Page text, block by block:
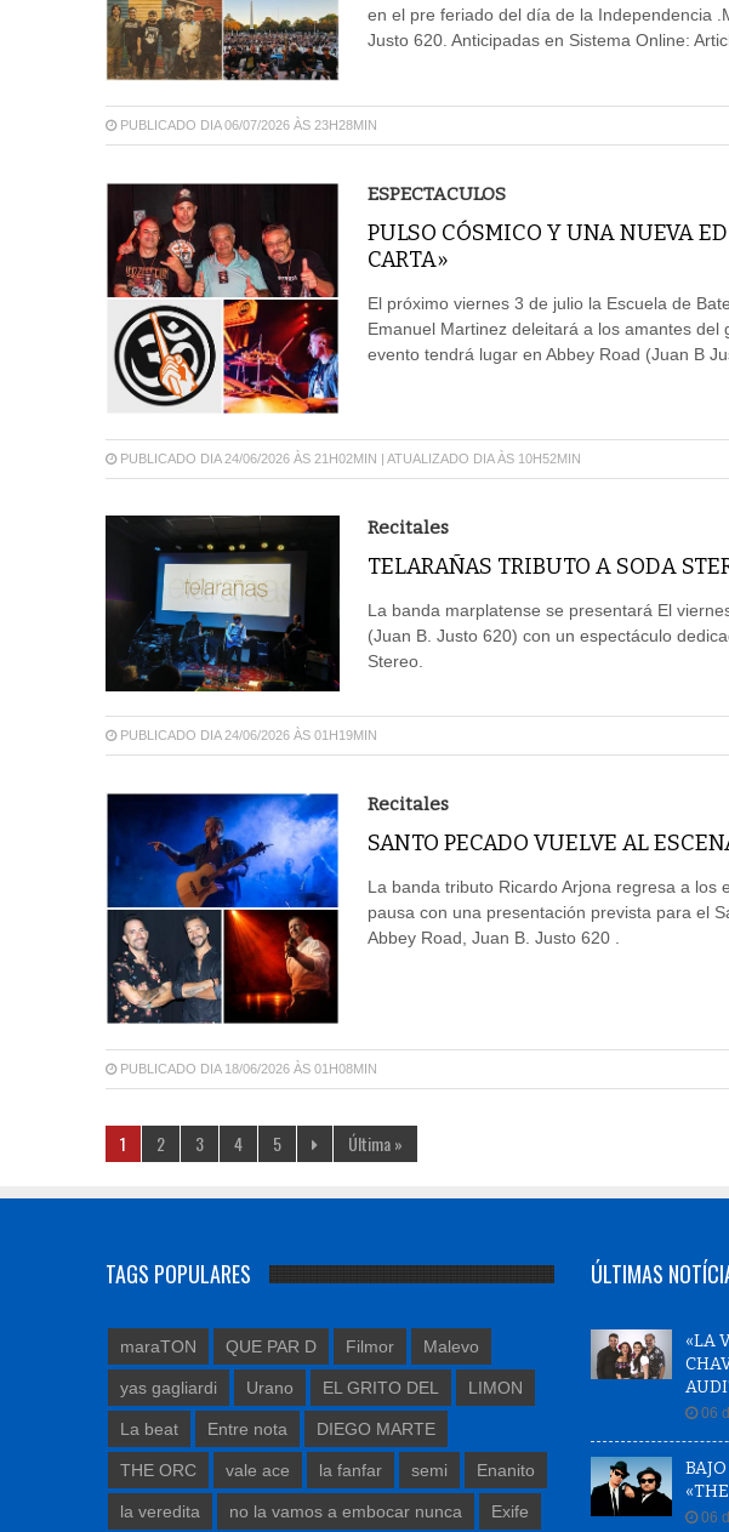
en el pre feriado del día de la Independencia
Justo 620. Anticipadas en Sistema Online:
PUBLICADO DIA 06/07/2026 ÀS 23H28MIN
ESPECTACULOS
PULSO CÓSMICO Y UNA NUEVA
CARTA»
El próximo viernes 3 de julio la Escuela de
Emanuel Martinez deleitará a los amantes del
evento tendrá lugar en Abbey Road (Juan B
PUBLICADO DIA 24/06/2026 ÀS 21H02MIN | ATUALIZADO DIA ÀS 10H52MIN
Recitales
TELARAÑAS TRIBUTO A SODA
La banda marplatense se presentará El
(Juan B. Justo 620) con un espectáculo
Stereo.
PUBLICADO DIA 24/06/2026 ÀS 01H19MIN
Recitales
SANTO PECADO VUELVE AL
La banda tributo Ricardo Arjona regresa a los
pausa con una presentación prevista para el
Abbey Road, Juan B. Justo 620 .
PUBLICADO DIA 18/06/2026 ÀS 01H08MIN
1 2 3 4 5 Última »
TAGS POPULARES
maraTON QUE PAR D Filmor Malevo
yas gagliardi Urano EL GRITO DEL LIMON
La beat Entre nota DIEGO MARTE
THE ORC vale ace la fanfar semi Enanito
la veredita no la vamos a embocar nunca Exife
ÚLTIMAS
«LA
06
06